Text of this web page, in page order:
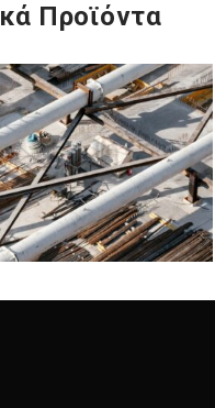
Προϊόντα